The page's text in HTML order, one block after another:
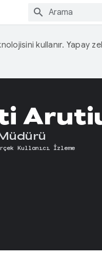
kullanır. Yapay
Kullanıcı İzleme